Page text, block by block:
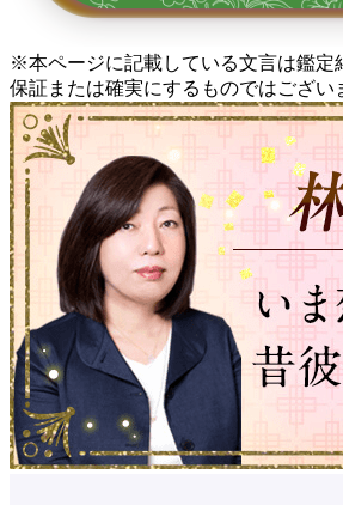
※本ページに記載している文言は鑑定
保証または確実にするものではござい